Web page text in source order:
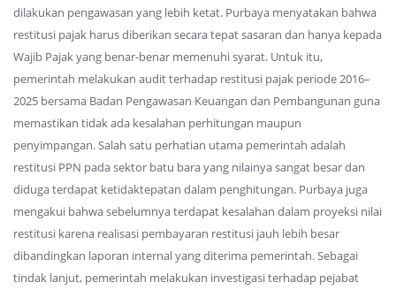
dilakukan pengawasan yang lebih ketat. Purbaya menyatakan bahwa
restitusi pajak harus diberikan secara tepat sasaran dan hanya kepada
Wajib Pajak yang benar-benar memenuhi syarat. Untuk itu,
pemerintah melakukan audit terhadap restitusi pajak periode 2016–
2025 bersama Badan Pengawasan Keuangan dan Pembangunan guna
memastikan tidak ada kesalahan perhitungan maupun
penyimpangan. Salah satu perhatian utama pemerintah adalah
restitusi PPN pada sektor batu bara yang nilainya sangat besar dan
diduga terdapat ketidaktepatan dalam penghitungan. Purbaya juga
mengakui bahwa sebelumnya terdapat kesalahan dalam proyeksi nilai
restitusi karena realisasi pembayaran restitusi jauh lebih besar
dibandingkan laporan internal yang diterima pemerintah. Sebagai
tindak lanjut, pemerintah melakukan investigasi terhadap pejabat